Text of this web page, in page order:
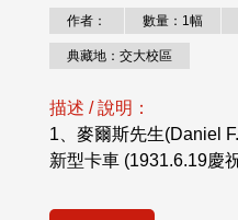
作者： 數量：1幅
典藏地：交大校區
描述 / 說明：
1、麥爾斯先生(Daniel
新型卡車 (1931.6.19慶